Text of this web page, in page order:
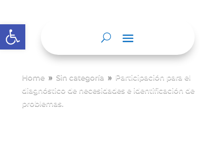
Abrir barra de herramientas
Home 9 Sin categoría 9 Participación para el
diagnóstico de necesidades e identificación de
problemas.